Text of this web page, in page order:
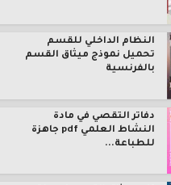
النظام الداخلي للقسم
تحميل نموذج ميثاق القسم
بالفرنسية
دفاتر التقصي في مادة
النشاط العلمي pdf جاهزة
للطباعة...